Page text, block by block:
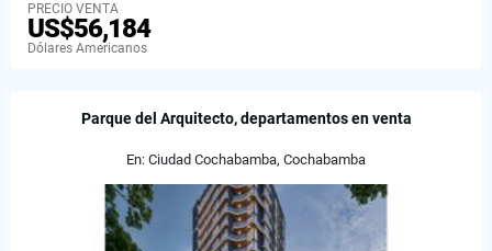
PRECIO VENTA
US$56,184
Dólares Americanos
Parque del Arquitecto, departamentos en venta
En: Ciudad Cochabamba, Cochabamba